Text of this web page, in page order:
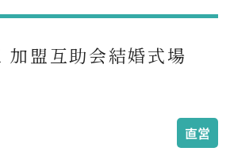
加盟互助会結婚式場
直営